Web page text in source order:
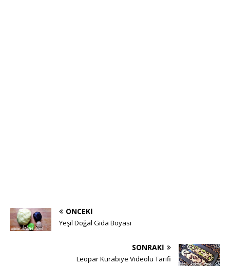
ÖNCEKI
Yeşil Doğal Gıda Boyası
SONRAKI
Leopar Kurabiye Videolu Tarifi